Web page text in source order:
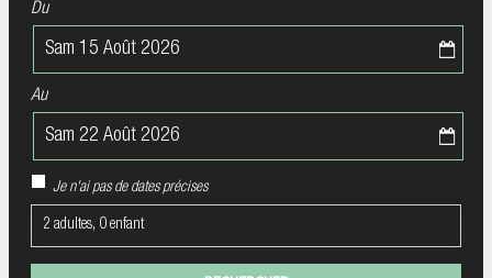
Du
Au
Je n'ai pas de dates précises
2 adultes, 0 enfant